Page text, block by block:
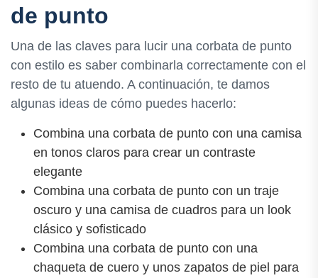
de punto
Una de las claves para lucir una corbata de punto
con estilo es saber combinarla correctamente con el
resto de tu atuendo. A continuación, te damos
algunas ideas de cómo puedes hacerlo:
Combina una corbata de punto con una camisa
en tonos claros para crear un contraste
elegante
Combina una corbata de punto con un traje
oscuro y una camisa de cuadros para un look
clásico y sofisticado
Combina una corbata de punto con una
chaqueta de cuero y unos zapatos de piel para